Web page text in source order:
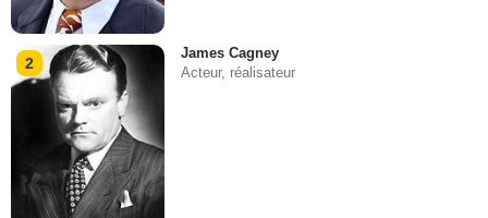
2
James Cagney
Acteur, réalisateur